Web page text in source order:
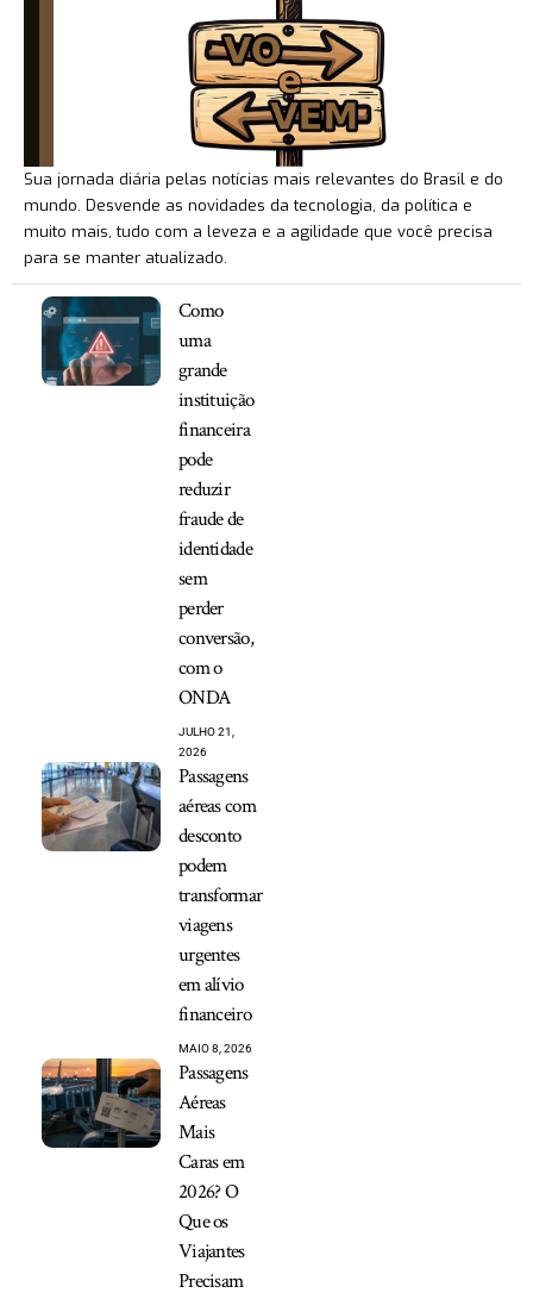
Sua jornada diária pelas notícias mais relevantes do Brasil e do
mundo. Desvende as novidades da tecnologia, da política e
muito mais, tudo com a leveza e a agilidade que você precisa
para se manter atualizado.
Como
uma
grande
instituição
financeira
pode
reduzir
fraude de
identidade
sem
perder
conversão,
com o
ONDA
JULHO 21,
2026
Passagens
aéreas com
desconto
podem
transformar
viagens
urgentes
em alívio
financeiro
MAIO 8, 2026
Passagens
Aéreas
Mais
Caras em
2026? O
Que os
Viajantes
Precisam